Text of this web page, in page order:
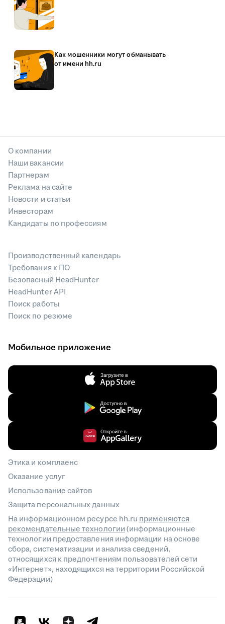
Как мошенники могут обманывать
от имени hh.ru
О компании
Наши вакансии
Партнерам
Реклама на сайте
Новости и статьи
Инвесторам
Кандидаты по профессиям
Производственный календарь
Требования к ПО
Безопасный HeadHunter
HeadHunter API
Поиск работы
Поиск по резюме
Мобильное приложение
Этика и комплаенс
Оказание услуг
Использование сайтов
Защита персональных данных
На информационном ресурсе hh.ru применяются
рекомендательные технологии(информационные
технологии предоставления информации на основе
сбора, систематизации и анализа сведений,
относящихся к предпочтениям пользователей сети
«Интернет», находящихся на территории Российской
Федерации)